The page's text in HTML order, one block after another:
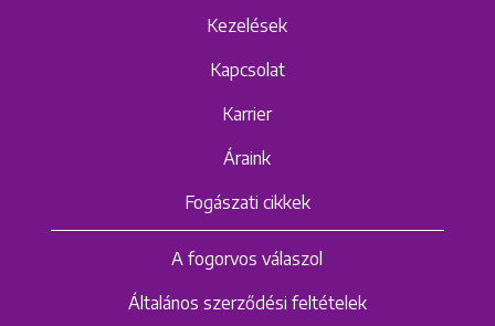
Kezelések
Kapcsolat
Karrier
Áraink
Fogászati cikkek
A fogorvos válaszol
Általános szerződési feltételek